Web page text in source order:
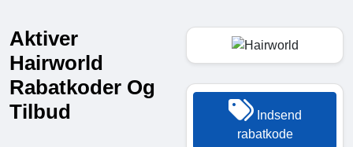
Aktiver
Hairworld
Rabatkoder Og
Tilbud
Indsend
rabatkode